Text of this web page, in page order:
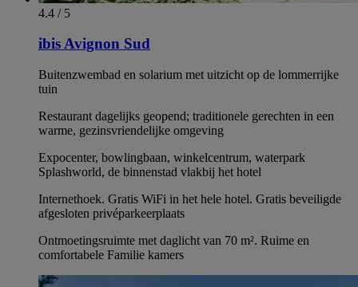
4.4 / 5
ibis Avignon Sud
Buitenzwembad en solarium met uitzicht op de lommerrijke
tuin
Restaurant dagelijks geopend; traditionele gerechten in een
warme, gezinsvriendelijke omgeving
Expocenter, bowlingbaan, winkelcentrum, waterpark
Splashworld, de binnenstad vlakbij het hotel
Internethoek. Gratis WiFi in het hele hotel. Gratis beveiligde
afgesloten privéparkeerplaats
Ontmoetingsruimte met daglicht van 70 m². Ruime en
comfortabele Familie kamers